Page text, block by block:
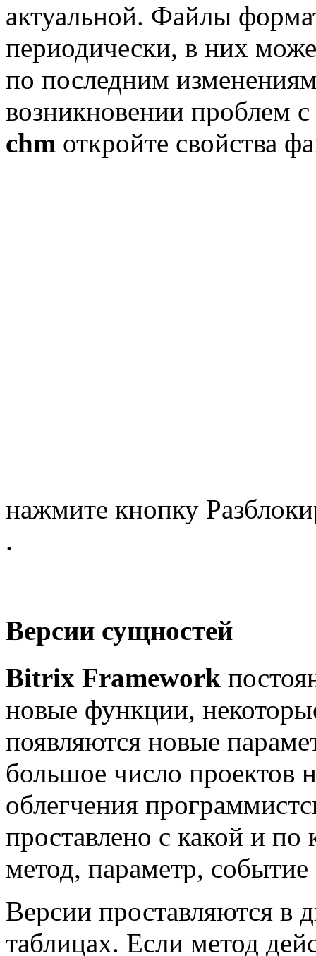
актуальной. Файлы
периодически, в них
по последним
возникновении проблем
chm откройте свойства
нажмите кнопку
.
Версии сущностей
Bitrix Framework
новые функции,
появляются новые
большое число проектов
облегчения
проставлено с какой и
метод, параметр,
Версии проставляются в
таблицах. Если метод